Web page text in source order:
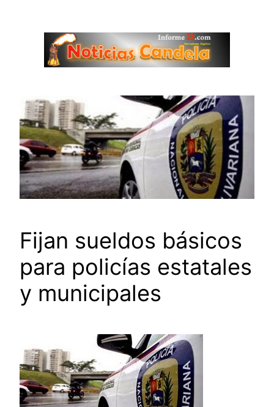
contenido
Fijan sueldos básicos
para policías estatales
y municipales